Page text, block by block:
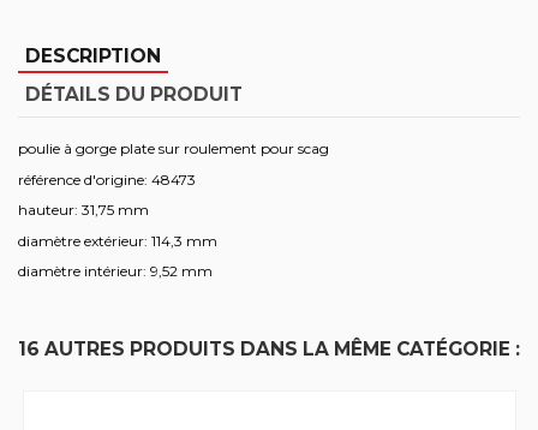
DESCRIPTION
DÉTAILS DU PRODUIT
poulie à gorge plate sur roulement pour scag
référence d'origine: 48473
hauteur: 31,75 mm
diamètre extérieur: 114,3 mm
diamètre intérieur: 9,52 mm
16 AUTRES PRODUITS DANS LA MÊME CATÉGORIE :